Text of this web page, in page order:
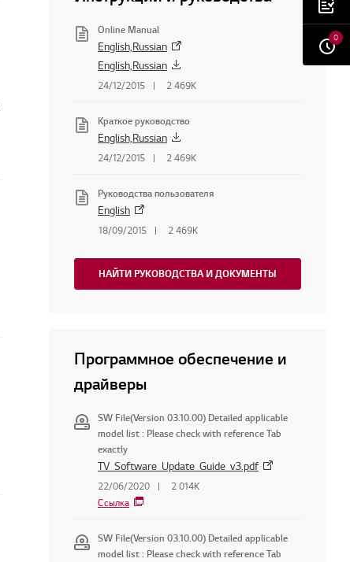
Online Manual
English,Russian
English,Russian
24/12/2015 2 469K
Краткое руководство
English,Russian
24/12/2015 2 469K
Руководства пользователя
English
18/09/2015 2 469K
НАЙТИ РУКОВОДСТВА И ДОКУМЕНТЫ
Программное обеспечение и
драйверы
SW File(Version 03.10.00) Detailed applicable
model list : Please check with reference Tab
exactly
TV_Software_Update_Guide_v3.pdf
22/06/2020
2 014K
Ссылка
SW File(Version 03.10.00) Detailed applicable
model list : Please check with reference Tab
0